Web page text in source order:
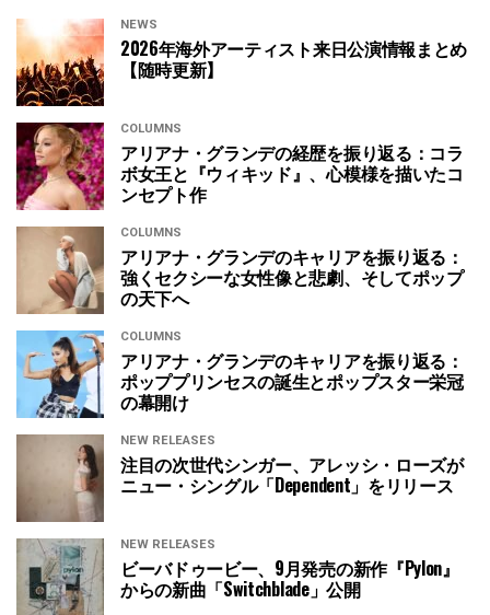
NEWS
2026年海外アーティスト来日公演情報まとめ
【随時更新】
COLUMNS
アリアナ・グランデの経歴を振り返る：コラ
ボ女王と『ウィキッド』、心模様を描いたコ
ンセプト作
COLUMNS
アリアナ・グランデのキャリアを振り返る：
強くセクシーな女性像と悲劇、そしてポップ
の天下へ
COLUMNS
アリアナ・グランデのキャリアを振り返る：
ポッププリンセスの誕生とポップスター栄冠
の幕開け
NEW RELEASES
注目の次世代シンガー、アレッシ・ローズが
ニュー・シングル「Dependent」をリリース
NEW RELEASES
ビーバドゥービー、9月発売の新作『Pylon』
からの新曲「Switchblade」公開